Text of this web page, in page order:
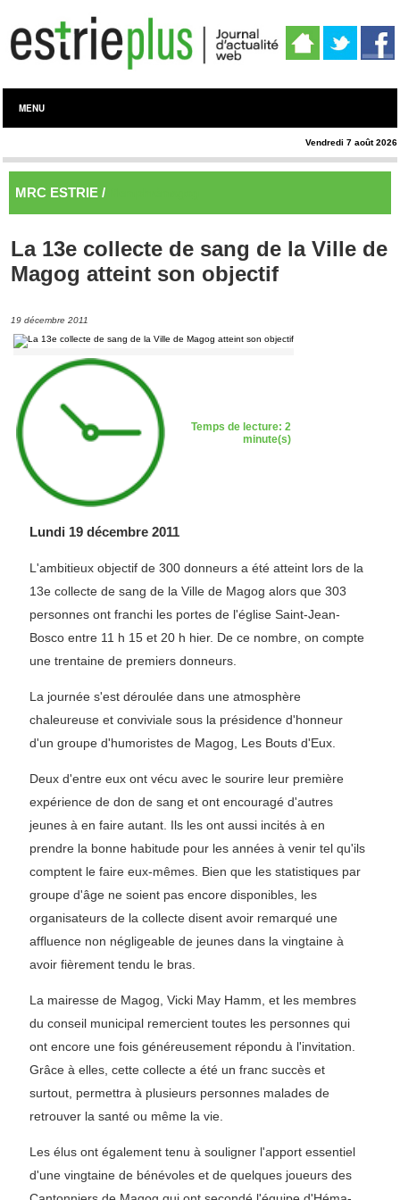
MENU
Vendredi 7 août 2026
MRC ESTRIE /
La 13e collecte de sang de la Ville de
Magog atteint son objectif
19 décembre 2011
Temps de lecture: 2
minute(s)
Lundi 19 décembre 2011
L'ambitieux objectif de 300 donneurs a été atteint lors de la
13e collecte de sang de la Ville de Magog alors que 303
personnes ont franchi les portes de l'église Saint-Jean-
Bosco entre 11 h 15 et 20 h hier. De ce nombre, on compte
une trentaine de premiers donneurs.
La journée s'est déroulée dans une atmosphère
chaleureuse et conviviale sous la présidence d'honneur
d'un groupe d'humoristes de Magog, Les Bouts d'Eux.
Deux d'entre eux ont vécu avec le sourire leur première
expérience de don de sang et ont encouragé d'autres
jeunes à en faire autant. Ils les ont aussi incités à en
prendre la bonne habitude pour les années à venir tel qu'ils
comptent le faire eux-mêmes. Bien que les statistiques par
groupe d'âge ne soient pas encore disponibles, les
organisateurs de la collecte disent avoir remarqué une
affluence non négligeable de jeunes dans la vingtaine à
avoir fièrement tendu le bras.
La mairesse de Magog, Vicki May Hamm, et les membres
du conseil municipal remercient toutes les personnes qui
ont encore une fois généreusement répondu à l'invitation.
Grâce à elles, cette collecte a été un franc succès et
surtout, permettra à plusieurs personnes malades de
retrouver la santé ou même la vie.
Les élus ont également tenu à souligner l'apport essentiel
d'une vingtaine de bénévoles et de quelques joueurs des